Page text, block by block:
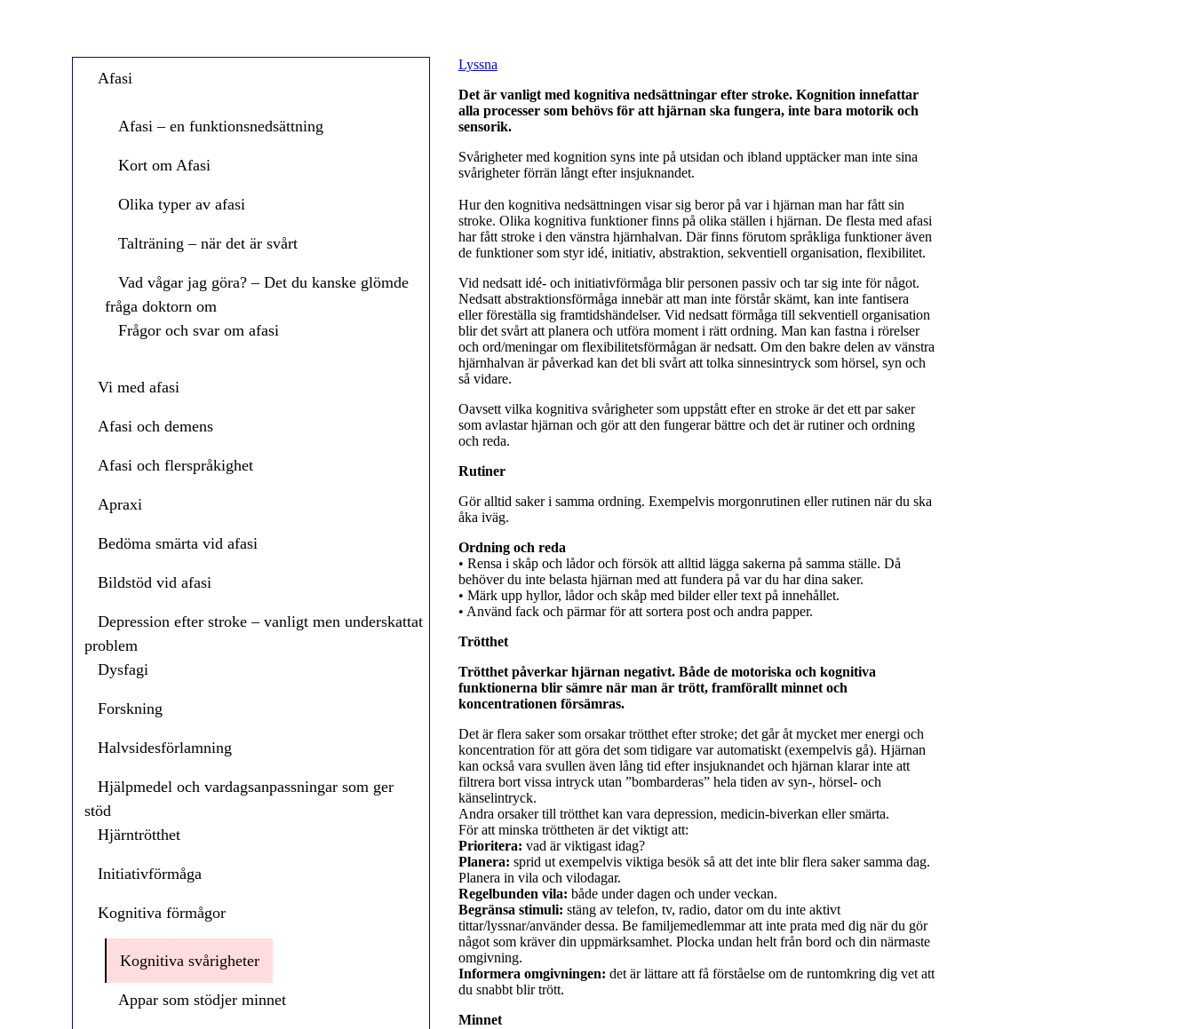
Afasi
Afasi – en funktionsnedsättning
Kort om Afasi
Olika typer av afasi
Talträning – när det är svårt
Vad vågar jag göra? – Det du kanske glömde
fråga doktorn om
Frågor och svar om afasi
Vi med afasi
Afasi och demens
Afasi och flerspråkighet
Apraxi
Bedöma smärta vid afasi
Bildstöd vid afasi
Depression efter stroke – vanligt men underskattat
problem
Dysfagi
Forskning
Halvsidesförlamning
Hjälpmedel och vardagsanpassningar som ger
stöd
Hjärntrötthet
Initiativförmåga
Kognitiva förmågor
Kognitiva svårigheter
Appar som stödjer minnet
Lyssna
Det är vanligt med kognitiva nedsättningar efter stroke. Kognition innefattar
alla processer som behövs för att hjärnan ska fungera, inte bara motorik och
sensorik.
Svårigheter med kognition syns inte på utsidan och ibland upptäcker man inte sina
svårigheter förrän långt efter insjuknandet.
Hur den kognitiva nedsättningen visar sig beror på var i hjärnan man har fått sin
stroke. Olika kognitiva funktioner finns på olika ställen i hjärnan. De flesta med afasi
har fått stroke i den vänstra hjärnhalvan. Där finns förutom språkliga funktioner även
de funktioner som styr idé, initiativ, abstraktion, sekventiell organisation, flexibilitet.
Vid nedsatt idé- och initiativförmåga blir personen passiv och tar sig inte för något.
Nedsatt abstraktionsförmåga innebär att man inte förstår skämt, kan inte fantisera
eller föreställa sig framtidshändelser. Vid nedsatt förmåga till sekventiell organisation
blir det svårt att planera och utföra moment i rätt ordning. Man kan fastna i rörelser
och ord/meningar om flexibilitetsförmågan är nedsatt. Om den bakre delen av vänstra
hjärnhalvan är påverkad kan det bli svårt att tolka sinnesintryck som hörsel, syn och
så vidare.
Oavsett vilka kognitiva svårigheter som uppstått efter en stroke är det ett par saker
som avlastar hjärnan och gör att den fungerar bättre och det är rutiner och ordning
och reda.
Rutiner
Gör alltid saker i samma ordning. Exempelvis morgonrutinen eller rutinen när du ska
åka iväg.
Ordning och reda
• Rensa i skåp och lådor och försök att alltid lägga sakerna på samma ställe. Då
behöver du inte belasta hjärnan med att fundera på var du har dina saker.
• Märk upp hyllor, lådor och skåp med bilder eller text på innehållet.
• Använd fack och pärmar för att sortera post och andra papper.
Trötthet
Trötthet påverkar hjärnan negativt. Både de motoriska och kognitiva
funktionerna blir sämre när man är trött, framförallt minnet och
koncentrationen försämras.
Det är flera saker som orsakar trötthet efter stroke; det går åt mycket mer energi och
koncentration för att göra det som tidigare var automatiskt (exempelvis gå). Hjärnan
kan också vara svullen även lång tid efter insjuknandet och hjärnan klarar inte att
filtrera bort vissa intryck utan ”bombarderas” hela tiden av syn-, hörsel- och
känselintryck.
Andra orsaker till trötthet kan vara depression, medicin-biverkan eller smärta.
För att minska tröttheten är det viktigt att:
Prioritera: vad är viktigast idag?
Planera: sprid ut exempelvis viktiga besök så att det inte blir flera saker samma dag.
Planera in vila och vilodagar.
Regelbunden vila: både under dagen och under veckan.
Begränsa stimuli: stäng av telefon, tv, radio, dator om du inte aktivt
tittar/lyssnar/använder dessa. Be familjemedlemmar att inte prata med dig när du gör
något som kräver din uppmärksamhet. Plocka undan helt från bord och din närmaste
omgivning.
Informera omgivningen: det är lättare att få förståelse om de runtomkring dig vet att
du snabbt blir trött.
Minnet